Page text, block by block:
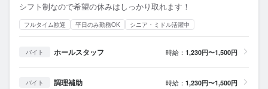
シフト制なので希望の休みはしっかり取れます！
フルタイム歓迎 平日のみ勤務OK シニア・ミドル活躍中
バイト ホールスタッフ 時給： 1,230円〜1,500円
バイト 調理補助 時給： 1,230円〜1,500円